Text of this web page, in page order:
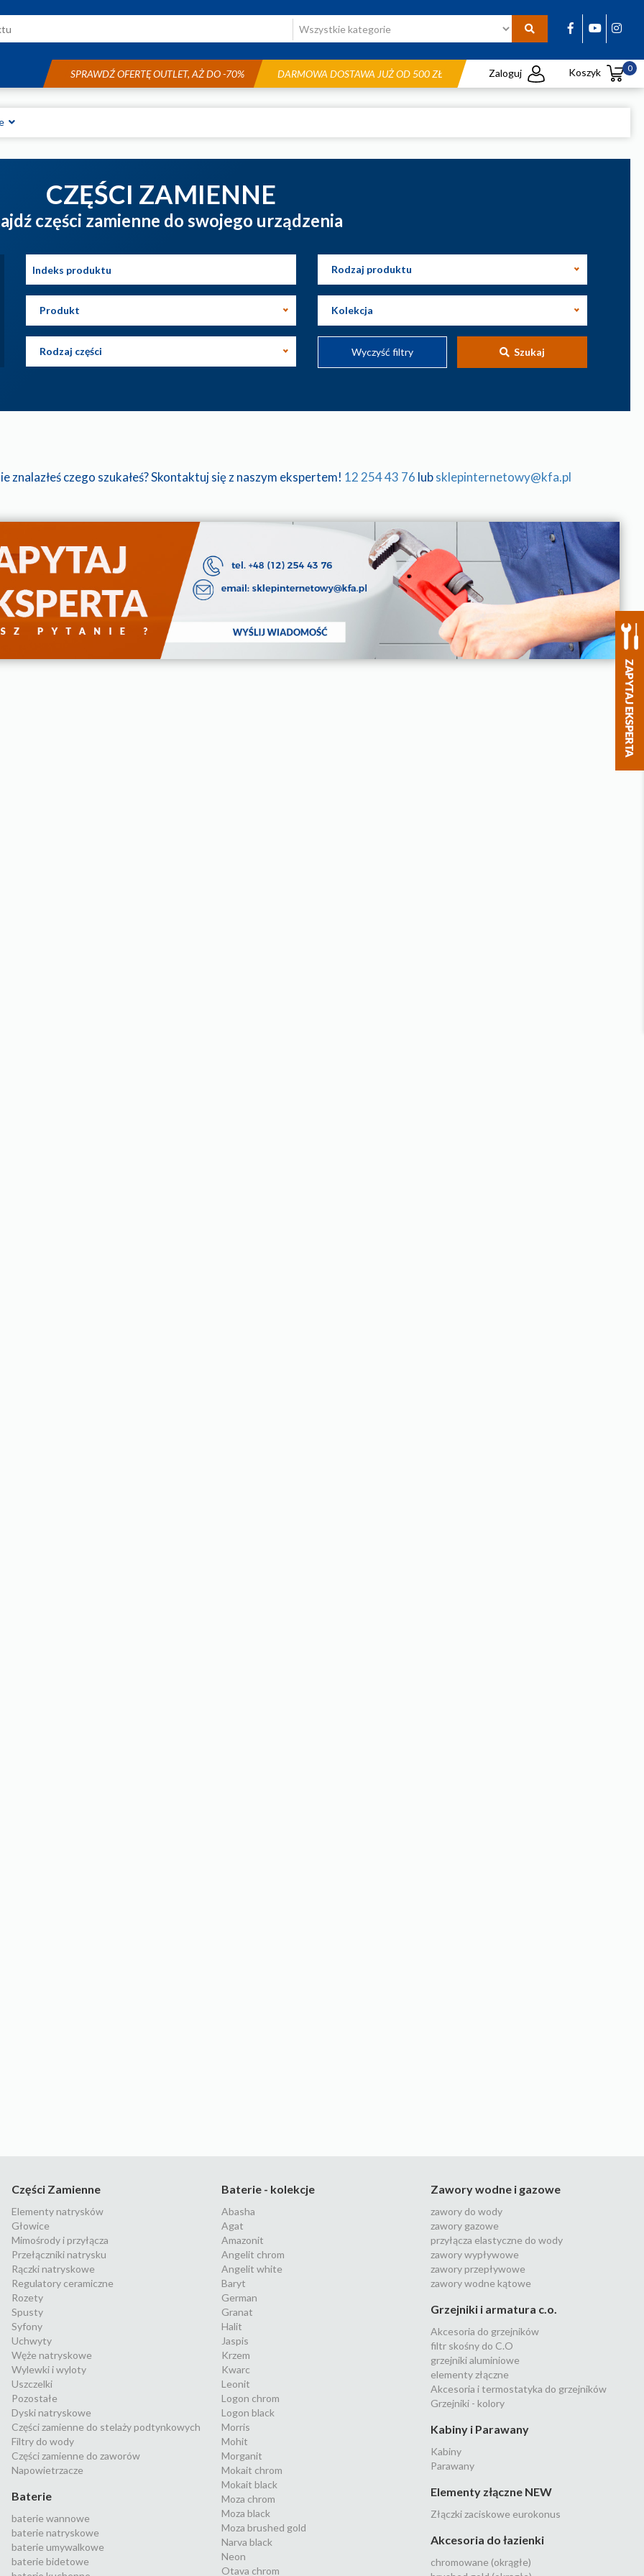
SPRAWDŹ OFERTĘ OUTLET, AŻ DO -70% DARMOWA DOSTAWA JUŻ OD 500 ZŁ Zaloguj Koszyk 0
CZĘŚCI ZAMIENNE
części zamienne do swojego urządzenia
Rodzaj produktu
Produkt Kolekcja
Rodzaj części Wyczyść filtry Szukaj
znalazłeś czego szukałeś? Skontaktuj się z naszym ekspertem! 12 254 43 76 lubsklepinternetowy@kfa.pl
Części Zamienne
Elementy natrysków
Głowice
Mimośrody i przyłącza
Przełączniki natrysku
Rączki natryskowe
Regulatory ceramiczne
Rozety
Spusty
Syfony
Uchwyty
Węże natryskowe
Wylewki i wyloty
Uszczelki
Pozostałe
Dyski natryskowe
Części zamienne do stelaży podtynkowych
Filtry do wody
Części zamienne do zaworów
Napowietrzacze
Baterie
baterie wannowe
baterie natryskowe
baterie umywalkowe
baterie bidetowe
Baterie - kolekcje
Abasha
Agat
Amazonit
Angelit chrom
Angelit white
Baryt
German
Granat
Halit
Jaspis
Krzem
Kwarc
Leonit
Logon chrom
Logon black
Morris
Mohit
Morganit
Mokait chrom
Mokait black
Moza chrom
Moza black
Moza brushed gold
Narva black
Neon
Otava chrom
Zawory wodne i gazowe
zawory do wody
zawory gazowe
przyłącza elastyczne do wody
zawory wypływowe
zawory przepływowe
zawory wodne kątowe
Grzejniki i armatura c.o.
Akcesoria do grzejników
filtr skośny do C.O
grzejniki aluminiowe
elementy złączne
Akcesoria i termostatyka do grzejników
Grzejniki - kolory
Kabiny i Parawany
Kabiny
Parawany
Elementy złączne NEW
Złączki zaciskowe eurokonus
Akcesoria do łazienki
chromowane (okrągłe)